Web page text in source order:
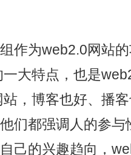
为web2.0网站的
大特点，也是
，博客也好、播
们都强调人的参
己的兴趣趋向，